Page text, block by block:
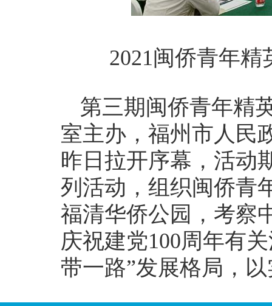
2021闽侨青年
第三期闽侨青年精
室主办，福州市人民
昨日拉开序幕，活动
列活动，组织闽侨青
福清华侨公园，考察
庆祝建党100周年有
带一路”发展格局，